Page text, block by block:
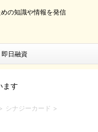
の知識や情報を発信
即日融資
ます
シナジーカード >